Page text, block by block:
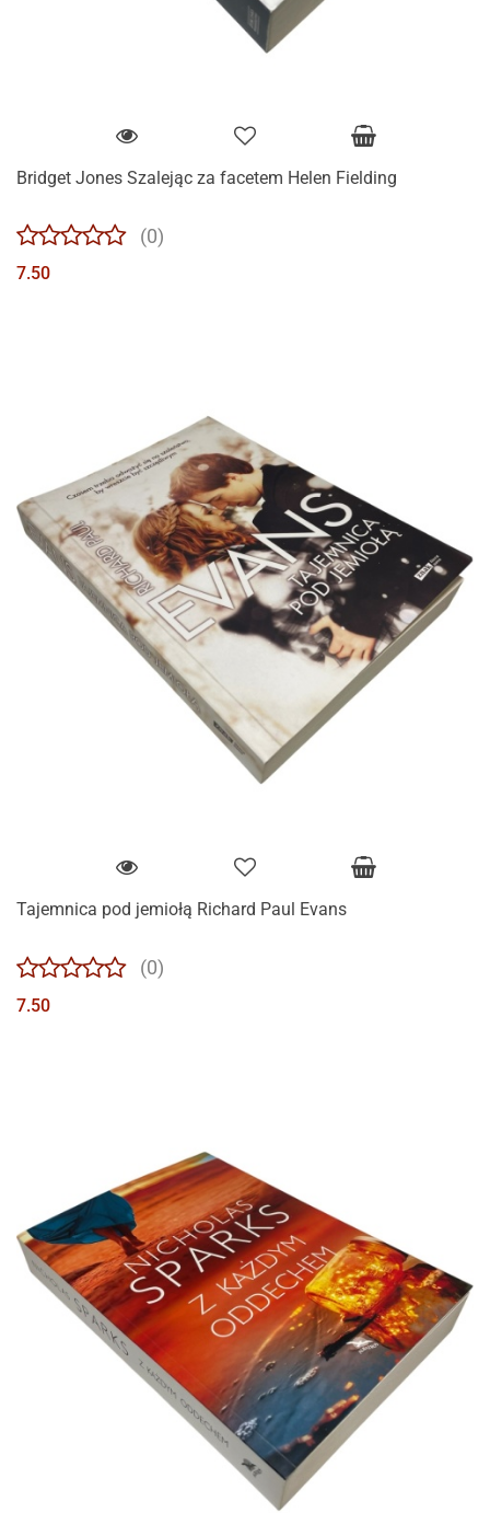
Bridget Jones Szalejąc za facetem Helen Fielding
(0)
7.50
Tajemnica pod jemiołą Richard Paul Evans
(0)
7.50